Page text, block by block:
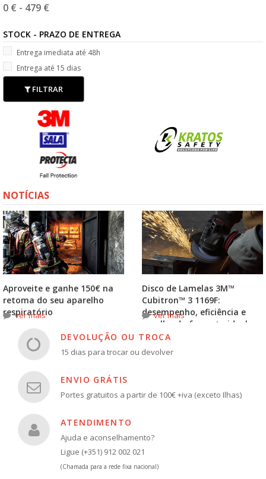
0 € - 479 €
STOCK - PRAZO DE ENTREGA
Entrega imediata até 48h
Entrega até 15 dias
FILTRAR
NOTÍCIAS
Aproveite e ganhe 150€ na
retoma do seu aparelho
respiratório
ver mais
Disco de Lamelas 3M™
Cubitron™ 3 1169F:
desempenho, eficiência e
escolha do formato ideal
ver mais
DEVOLUÇÃO OU TROCA
15 dias para trocar ou devolver
ENVIO GRÁTIS
Portes gratuitos a partir de 100€ +iva (exceto Ilhas)
ATENDIMENTO
Ajuda e aconselhamento?
Ligue (+351) 912 002 021
(Chamada para a rede fixa nacional)